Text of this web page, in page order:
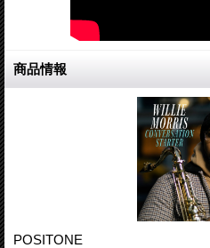
商品情報
POSITONE